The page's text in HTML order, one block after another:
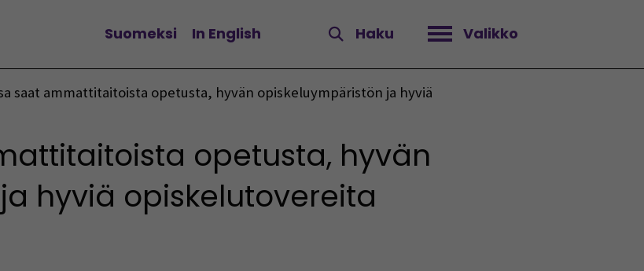
Vaihda kieltä
Suomeksi In English Haku Valikko
Avaa valikko
saat ammattitaitoista opetusta, hyvän opiskeluympäristön ja hyviä
opetusta, hyvän
hyviä opiskelutovereita